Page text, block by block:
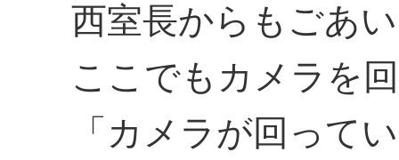
西室長からもごあ
ここでもカメラを
「カメラが回って